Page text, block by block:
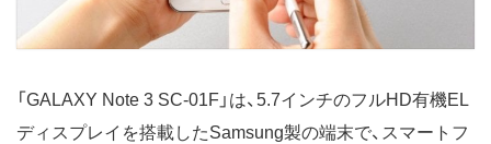
「GALAXY Note 3 SC-01F」は、5.7インチのフルHD有機EL
ディスプレイを搭載したSamsung製の端末で、スマートフ